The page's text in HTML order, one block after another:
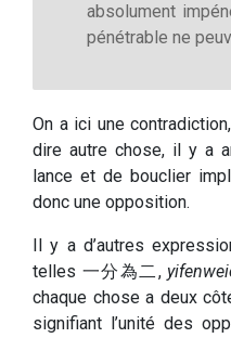
absolument
pénétrable ne
On a ici une
dire autre chose, il y a
lance et de bouclier
donc une opposition.
Il y a d’autres
telles 一分為二,
chaque chose a deux
signifiant l’unité des